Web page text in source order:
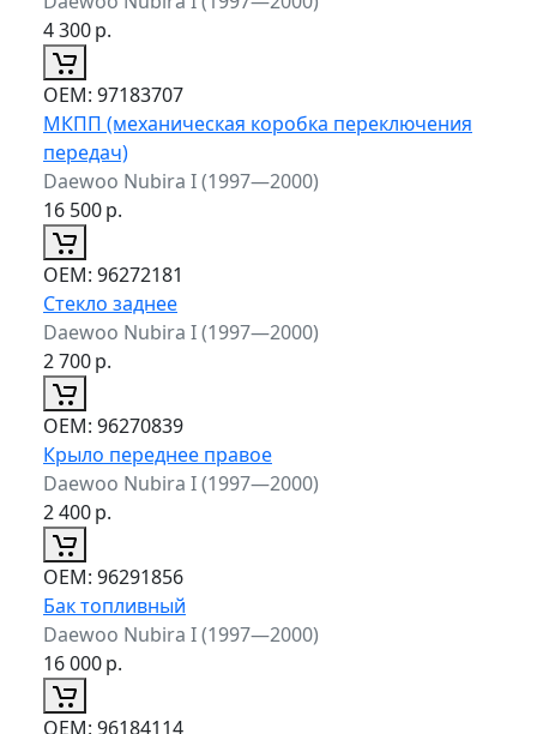
4 300р.
ОЕМ: 97183707
МКПП (механическая коробка переключения
передач)
Daewoo Nubira I (1997—2000)
16 500р.
ОЕМ: 96272181
Стекло заднее
Daewoo Nubira I (1997—2000)
2 700р.
ОЕМ: 96270839
Крыло переднее правое
Daewoo Nubira I (1997—2000)
2 400р.
ОЕМ: 96291856
Бак топливный
Daewoo Nubira I (1997—2000)
16 000р.
ОЕМ: 96184114